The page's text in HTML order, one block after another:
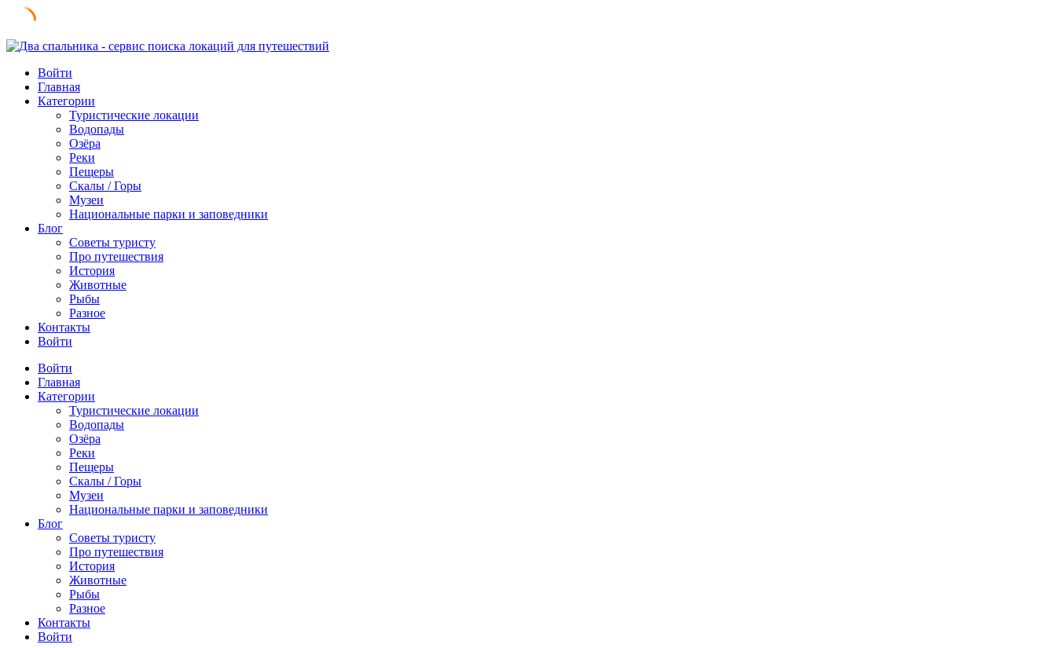
Skip
contentВойти
Главная
Категории
Туристические локации
Водопады
Озёра
Реки
Пещеры
Скалы / Горы
Музеи
Национальные парки и заповедники
Блог
Советы туристу
Про путешествия
История
Животные
Рыбы
Разное
Контакты
Войти
Войти
Главная
Категории
Туристические локации
Водопады
Озёра
Реки
Пещеры
Скалы / Горы
Музеи
Национальные парки и заповедники
Блог
Советы туристу
Про путешествия
История
Животные
Рыбы
Разное
Контакты
Войти